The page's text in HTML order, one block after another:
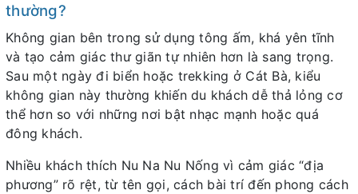
thường?
Không gian bên trong sử dụng tông ấm, khá yên tĩnh
và tạo cảm giác thư giãn tự nhiên hơn là sang trọng.
Sau một ngày đi biển hoặc trekking ở Cát Bà, kiểu
không gian này thường khiến du khách dễ thả lỏng cơ
thể hơn so với những nơi bật nhạc mạnh hoặc quá
đông khách.
Nhiều khách thích Nu Na Nu Nống vì cảm giác “địa
phương” rõ rệt, từ tên gọi, cách bài trí đến phong cách